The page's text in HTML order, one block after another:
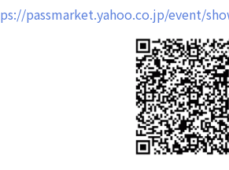
passmarket.yahoo.co.jp/event/